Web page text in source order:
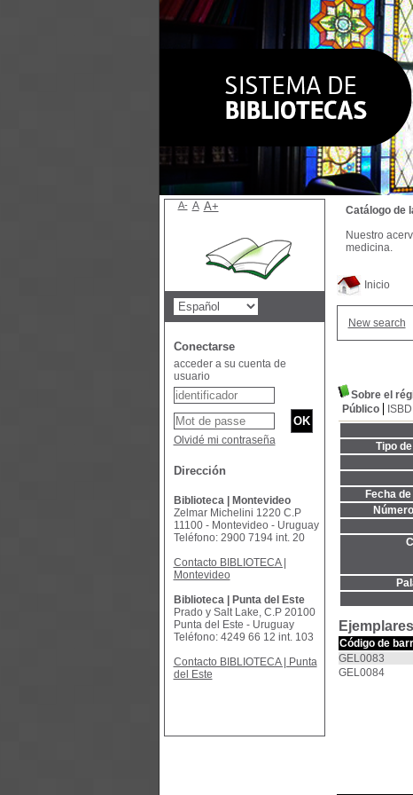
Inicio
New search
Sobre el
Público
ISBD
Tipo
Fecha
Código de
GEL0083
GEL0084
Catálogo de
Nuestro
medicina.
A- A A+
Conectarse
acceder a su cuenta de
usuario
Olvidé mi contraseña
Dirección
Biblioteca | Montevideo
Zelmar Michelini 1220 C.P
11100 - Montevideo - Uruguay
Teléfono: 2900 7194 int. 20
Contacto BIBLIOTECA |
Montevideo
Biblioteca | Punta del Este
Prado y Salt Lake, C.P 20100
Punta del Este - Uruguay
Teléfono: 4249 66 12 int. 103
Contacto BIBLIOTECA | Punta
del Este